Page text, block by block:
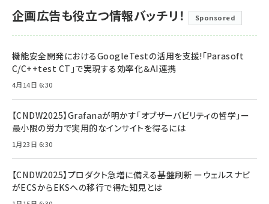
企画広告も役立つ情報バッチリ！ Sponsored
機能安全開発におけるGoogleTestの活用を支援!「Parasoft
C/C++test CT」で実現する効率化＆AI連携
4月14日 6:30
【CNDW2025】Grafanaが明かす「オブザーバビリティの哲学」ー
最小限の労力で実用的なインサイトを得るには
1月23日 6:30
【CNDW2025】プロダクト急増に備える基盤刷新 ーウェルスナビ
がECSからEKSへの移行で得た知見とは